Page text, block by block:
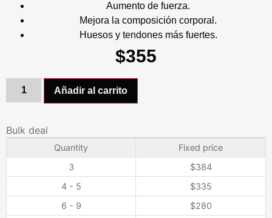
Aumento de fuerza.
Mejora la composición corporal.
Huesos y tendones más fuertes.
$355
Añadir al carrito
Bulk deal
Quantity
Fixed price
3
$384
4 - 5
$335
6 - 9
$280